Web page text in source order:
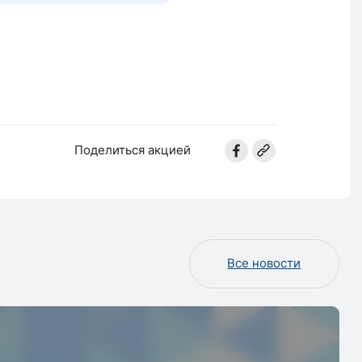
Поделиться акцией
Все новости